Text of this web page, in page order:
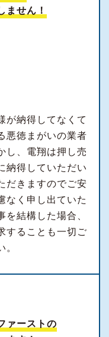
ません！
が納得してなくて
悪徳まがいの業者
し、電翔は押し売
納得していただい
だきますのでご安
なく申し出ていた
を結構した場合、
することも一切ご
。
ァーストの